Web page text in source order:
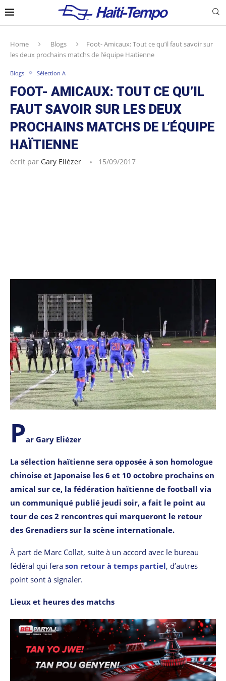
Home Blogs
Foot- Amicaux: Tout ce qu’il faut savoir sur
les deux prochains matchs de l’équipe Haïtienne
Blogs Sélection A
FOOT- AMICAUX: TOUT CE QU’IL
FAUT SAVOIR SUR LES DEUX
PROCHAINS MATCHS DE L’ÉQUIPE
HAÏTIENNE
écrit par Gary Eliézer 15/09/2017
Par Gary Eliézer
La sélection haïtienne sera opposée à son homologue
chinoise et Japonaise les 6 et 10 octobre prochains en
amical sur ce, la fédération haïtienne de football via
un communiqué publié jeudi soir, a fait le point au
tour de ces 2 rencontres qui marqueront le retour
des Grenadiers sur la scène internationale.
À part de Marc Collat, suite à un accord avec le bureau
fédéral qui fera son retour à temps partiel, d’autres
point sont à signaler.
Lieux et heures des matchs